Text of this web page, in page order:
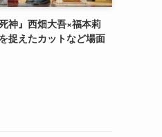
神』西畑大吾×福本莉
捉えたカットなど場面